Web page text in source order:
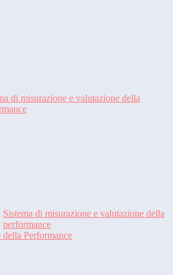
di misurazione e valutazione della
Sistema di misurazione e valutazione della
performance
della Performance